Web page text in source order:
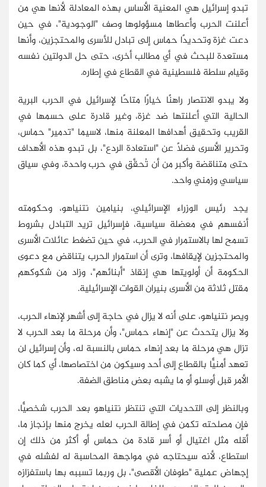
تبدو إسرائيل هي المعنية الأساس بهذه المعادلة لأنها هي من
أعلنت الحرب وأعطاها مسؤولوها وصف "الوجودية"، في حين
دعت غزة وتحديدًا حماس إلى تبادل للأسرى والمحتجزين، وأنها
مستعدة للبحث في أي مطالب أخرى، حتى حل الدولتين نفسه
وقيام سلطة فلسطينية في القطاع في إطاره.
ولا يبدو الانتصار راهنًا خيارًا متاحًا لإسرائيل في الحرب البرية
الحالية التي أعلنتها ضد غزة، وغير قادرة على حسمها في
القريب وتحقيق أهدافها المعلنة منها، لاسيما "تدمير" حماس،
وتحرير الأسرى فضلًا عن "استعادة الردع"، بل تبدو هذه الأهداف
حتى متناقضة وأكبر من أن تُحقَّق في حرب واحدة، وفي سياق
سياسي وزمني واحد.
يجد رئيس الوزراء الإسرائيلي، بنيامين نتنياهو، وحكومته
أنفسهم في معضلة سياسية، فإسرائيل تريد التبادل بشروط
تسمح لها بالاستمرار في الحرب، في حين تضغط عائلات الأسرى
والمحتجزين لإيقافها، وترى أن استمرار الحرب يتناقض مع دعوى
الحكومة أن أولويتها هي إنقاذ "أبنائهم"، وزاد من شكوكهم
مقتل ثلاثة من الأسرى بنيران القوات الإسرائيلية.
ويصر نتنياهو، على أنه لا يزال في حاجة إلى أشهر لإنهاء الحرب،
ولا يزال يتحدث عن "إنهاء حماس"، وأن مرحلة ما بعد الحرب لا
تزال هي مرحلة ما بعد إنهاء حماس بالنسبة له، وأن إسرائيل لن
تعهد أمنيًّا بالقطاع إلى أحد وسيكون من اختصاصها، أي كما كان
الأمر قبل أوسلو أو ما يشبه بعض مناطق الضفة.
وبالنظر إلى التحديات التي تنتظر نتنياهو بعد الحرب شخصيًّا،
فإن مصلحته تكمن في إطالة الحرب لعله يخرج منها بإنجاز ما،
أقله مثل اغتيال أو أسر قادة من حماس أو أكثر من ذلك إن
استطاع، لأنه سيحتاجه في مواجهة المحاسبة له لفشله في
إجهاض عملية "طوفان الأقصى"، بل وربما تسببه بها باستفزازه